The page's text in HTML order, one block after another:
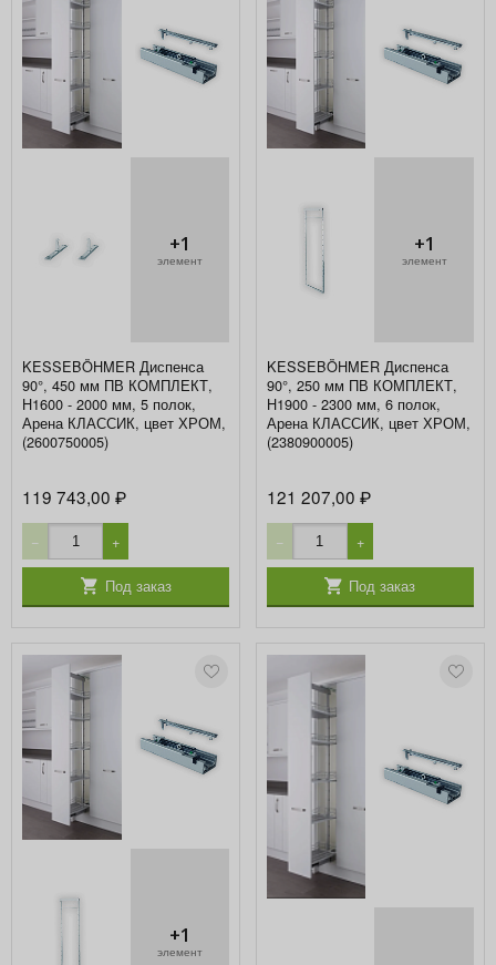
+1
элемент
KESSEBÖHMER Диспенса
90°, 450 мм ПВ КОМПЛЕКТ,
H1600 - 2000 мм, 5 полок,
Арена КЛАССИК, цвет ХРОМ,
(2600750005)
119 743,00₽
− +
Под заказ
+1
элемент
KESSEBÖHMER Диспенса
90°, 250 мм ПВ КОМПЛЕКТ,
H1900 - 2300 мм, 6 полок,
Арена КЛАССИК, цвет ХРОМ,
(2380900005)
121 207,00 ₽
− +
Под заказ
+1
элемент